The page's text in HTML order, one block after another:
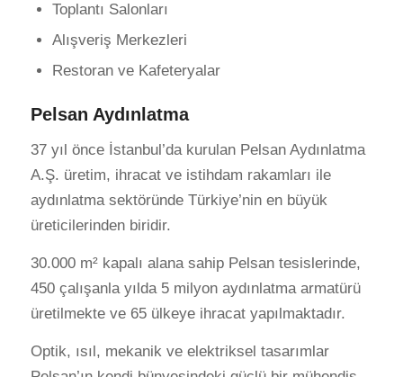
Toplantı Salonları
Alışveriş Merkezleri
Restoran ve Kafeteryalar
Pelsan Aydınlatma
37 yıl önce İstanbul’da kurulan Pelsan Aydınlatma
A.Ş. üretim, ihracat ve istihdam rakamları ile
aydınlatma sektöründe Türkiye’nin en büyük
üreticilerinden biridir.
30.000 m² kapalı alana sahip Pelsan tesislerinde,
450 çalışanla yılda 5 milyon aydınlatma armatürü
üretilmekte ve 65 ülkeye ihracat yapılmaktadır.
Optik, ısıl, mekanik ve elektriksel tasarımlar